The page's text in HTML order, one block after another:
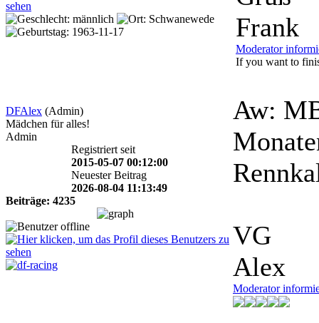
Frank
Moderator
If you want to
DFAlex (Admin)
Mädchen für alles!
Admin
Registriert seit
2015-05-07 00:12:00
Neuester Beitrag
2026-08-04 11:13:49
Beiträge: 4235
Aw:
VG
Alex
Moderator